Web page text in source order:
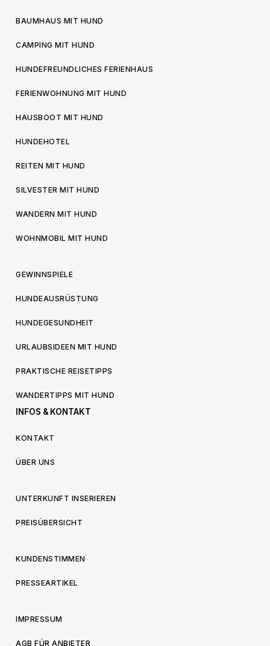
BAUMHAUS MIT HUND
CAMPING MIT HUND
HUNDEFREUNDLICHES FERIENHAUS
FERIENWOHNUNG MIT HUND
HAUSBOOT MIT HUND
HUNDEHOTEL
REITEN MIT HUND
SILVESTER MIT HUND
WANDERN MIT HUND
WOHNMOBIL MIT HUND
GEWINNSPIELE
HUNDEAUSRÜSTUNG
HUNDEGESUNDHEIT
URLAUBSIDEEN MIT HUND
PRAKTISCHE REISETIPPS
WANDERTIPPS MIT HUND
INFOS & KONTAKT
KONTAKT
ÜBER UNS
UNTERKUNFT INSERIEREN
PREISÜBERSICHT
KUNDENSTIMMEN
PRESSEARTIKEL
IMPRESSUM
AGB FÜR ANBIETER